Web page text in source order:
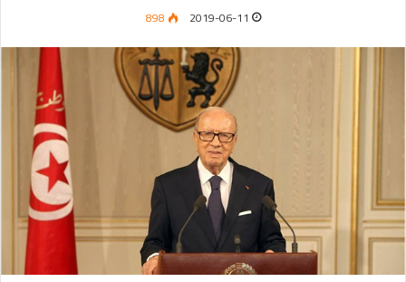
2019-06-11
898